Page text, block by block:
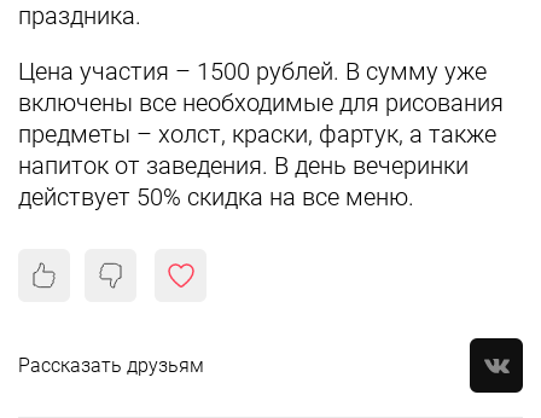
праздника.
Цена участия – 1500 рублей. В сумму уже
включены все необходимые для рисования
предметы – холст, краски, фартук, а также
напиток от заведения. В день вечеринки
действует 50% скидка на все меню.
Рассказать друзьям